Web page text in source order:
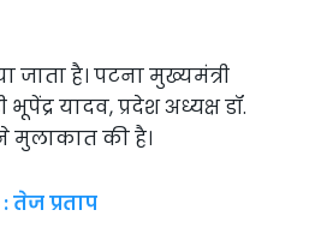
है। पटना मुख्यमंत्री
यादव, प्रदेश अध्यक्ष डॉ.
मुलाकात की है।
प्रताप